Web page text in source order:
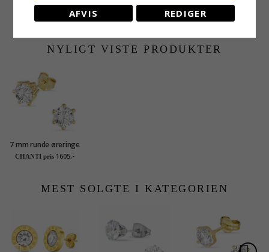
Simple Rings ring i
300,-
Fingerringe: hvid
Lange dråbe kæde
øreringe i 14 karat
guld med zirkon -
CHANTI pris
NYLIGT VISTE PRODUKTER
7 mm runde øreringe
i 8 karat guld med
CHANTI pris 1605,-
MEST SOLGTE I KATEGORIEN
AFVIS REDIGER